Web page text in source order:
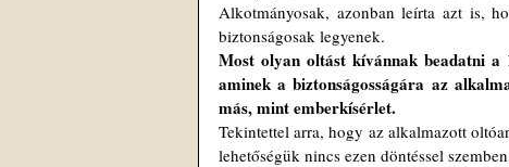
Alkotmányosak, azonban leírta azt is,
biztonságosak legyenek.
Most olyan oltást kívánnak beadatni a
aminek a biztonságosságára az
más, mint emberkísérlet.
Tekintettel arra, hogy az alkalmazott
lehetőségük nincs ezen döntéssel